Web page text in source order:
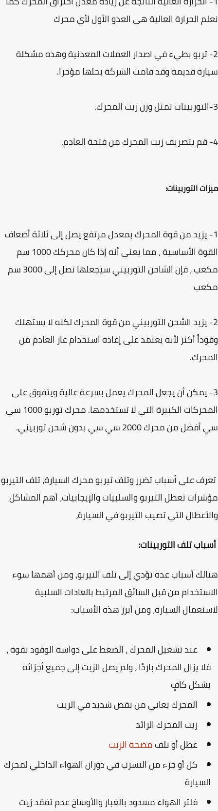
الحرارة العالية هي العدو الأول لأي محرك
تربو بطيء في اصدار العملات المعدنية وهذه مشكلة
قديمة وقد قامت الشركة بحلها مؤخرا.
التوربينات:
يزيد من قوة المحرك بمعدل مرتفع يصل إلى ثلاثة أضعاف
القوة الأساسية ، مما يعني أنه إذا كان محركك 1000 سم
مكعب ، فإن الشاحن التوربيني سيجعلها تصل إلى 3000 سم
يزيد الشحن التوربيني من قوة المحرك لكنه لا يستهلك
أكثر لأنه يعتمد على إعادة استخدام غاز العادم من
يمكن أن يجعل المحرك يعمل بسرعة عالية ويتفوق على
المحركات الكبيرة التي لا تستخدمها. محرك توربو 1000 سي
من محرك 2000 سي سي بدون شحن توربيني.
على أسباب تضرر وتلف تيربو محرك السيارة، تلف التيربو
تعطل التيربو والسلبيات والإيجابيات، أهم المشاكل
التي تصيب التيربو في السيارة،
تلف التوربينات:
أسباب عدة تؤدي إلى تلف التيربو، ومن أهمها سوء
من قبل السائق المرتبط بالعادات السلبية
السيارة، ومن أبرز هذه الأسباب:
عند تشغيل المحرك ، الضغط على دواسة الوقود بقوة ،
يزال المحرك باردًا ، ولم يصل الزيت إلى جميع أجزائه
كافٍ
المحرك يعاني من نقص شديد في الزيت
زيت المحرك الزائد
عطل أو تلفمضخة الزيت
كل أو جزء من التسرب في دوران الهواء الداخلي لمحرك
فلتر الهواء مسدود بالغبار والأوساخ عدم تفقد زيت